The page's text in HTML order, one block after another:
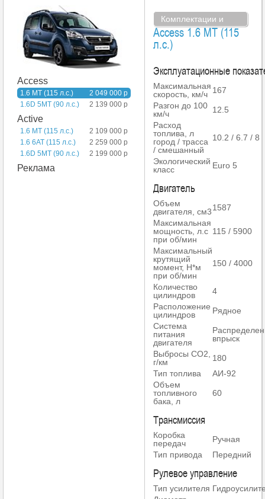
Access
2 049 000 р
1.6 MT (115 л.с.)
2 139 000 р
1.6D 5MT (90 л.с.)
Active
2 109 000 р
1.6 MT (115 л.с.)
2 259 000 р
1.6 6AT (115 л.с.)
2 199 000 р
1.6D 5MT (90 л.с.)
Реклама
Комплектации и
цены
Access 1.6 MT (115
л.с.)
Эксплуатационные
Максимальная
скорость, км/ч 167
Разгон до 100
км/ч
12.5
Расход
топлива, л
город / трасса
/ смешанный
10.2 / 6.7 / 8
Экологический
класс
Euro 5
Двигатель
Объем
двигателя, см31587
Максимальная
мощность, л.с
при об/мин
115 / 5900
Максимальный
крутящий
момент, Н*м
при об/мин
150 / 4000
Количество
цилиндров
4
Расположение
цилиндров
Рядное
Система
питания
двигателя
впрыск
Выбросы СО2,
г/км
180
Тип топлива
АИ-92
Объем
топливного
бака, л
60
Трансмиссия
Коробка
передач
Ручная
Тип привода
Передний
Рулевое управление
Тип усилителя